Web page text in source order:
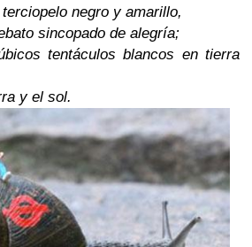
negro y amarillo,
sincopado de alegría;
tentáculos blancos en tierra
y el sol.